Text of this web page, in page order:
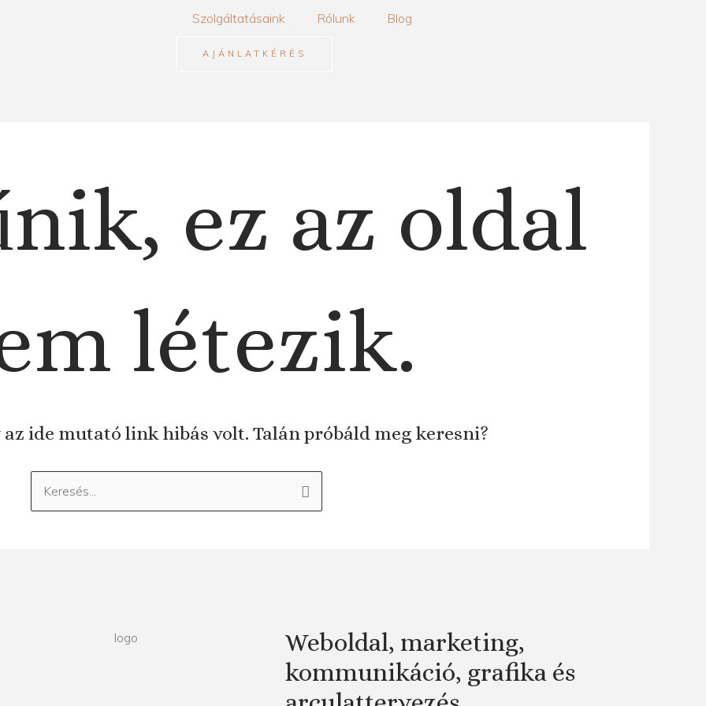
Szolgáltatásaink Rólunk Blog
AJÁNLATKÉRÉS
ez az oldal
létezik.
ide mutató link hibás volt. Talán próbáld meg keresni?
Keresés:
Weboldal, marketing,
kommunikáció, grafika és